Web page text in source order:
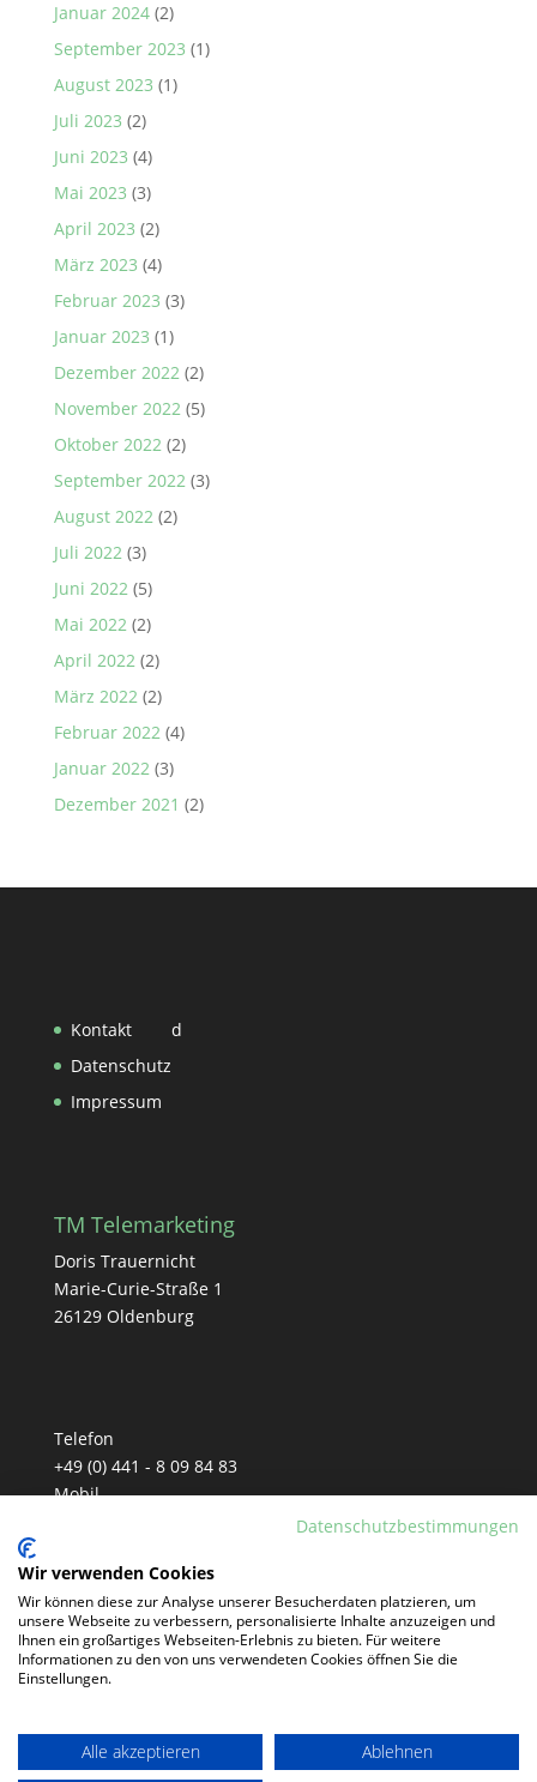
Januar 2024(2)
September 2023 (1)
August 2023 (1)
Juli 2023 (2)
Juni 2023 (4)
Mai 2023 (3)
April 2023 (2)
März 2023 (4)
Februar 2023 (3)
Januar 2023 (1)
Dezember 2022(2)
November 2022(5)
Oktober 2022(2)
September 2022(3)
August 2022(2)
Juli 2022(3)
Juni 2022(5)
Mai 2022(2)
April 2022(2)
März 2022(2)
Februar 2022(4)
Januar 2022(3)
Dezember 2021 (2)
Kontakt
Datenschutz
Impressum
d
TM Telemarketing
Doris Trauernicht
Marie-Curie-Straße 1
26129 Oldenburg
Telefon
+49 (0) 441 - 8 09 84 83
Mobil
info@tm-telemarketing.de
Datenschutzbestimmungen
Wir verwenden Cookies
Wir können diese zur Analyse unserer Besucherdaten platzieren, um
unsere Webseite zu verbessern, personalisierte Inhalte anzuzeigen und
Ihnen ein großartiges Webseiten-Erlebnis zu bieten. Für weitere
Informationen zu den von uns verwendeten Cookies öffnen Sie die
Einstellungen.
Alle akzeptieren Ablehnen